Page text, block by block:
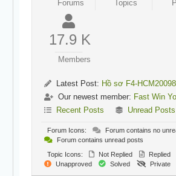
Forums Topics
17.9 K
Members
Latest Post: Hồ sơ F4-
Our newest member: Fast Win
Recent Posts
Unread Posts
Forum Icons:
Forum contains no
Forum contains unread posts
Topic Icons:
Not Replied
Replied
Unapproved
Solved Private